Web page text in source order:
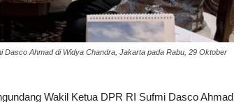
Dasco Ahmad di Widya Chandra, Jakarta pada Rabu, 29 Oktober
Wakil Ketua DPR RI Sufmi Dasco Ahmad